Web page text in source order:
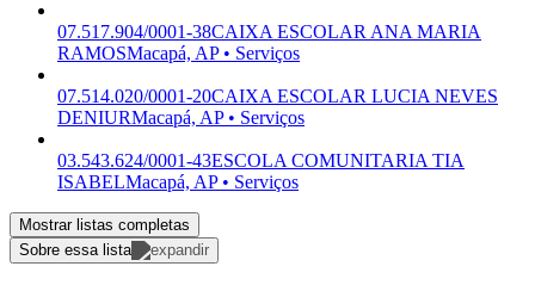
07.517.904/0001-38CAIXA ESCOLAR ANA MARIA
RAMOSMacapá, AP • Serviços
07.514.020/0001-20CAIXA ESCOLAR LUCIA NEVES
DENIURMacapá, AP • Serviços
03.543.624/0001-43ESCOLA COMUNITARIA TIA
ISABELMacapá, AP • Serviços
Mostrar listas completas
Sobre essa lista